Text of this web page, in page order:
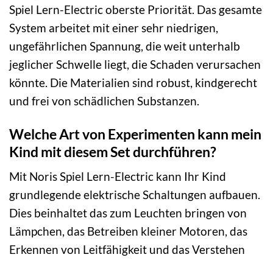
Spiel Lern-Electric oberste Priorität. Das gesamte
System arbeitet mit einer sehr niedrigen,
ungefährlichen Spannung, die weit unterhalb
jeglicher Schwelle liegt, die Schaden verursachen
könnte. Die Materialien sind robust, kindgerecht
und frei von schädlichen Substanzen.
Welche Art von Experimenten kann mein
Kind mit diesem Set durchführen?
Mit Noris Spiel Lern-Electric kann Ihr Kind
grundlegende elektrische Schaltungen aufbauen.
Dies beinhaltet das zum Leuchten bringen von
Lämpchen, das Betreiben kleiner Motoren, das
Erkennen von Leitfähigkeit und das Verstehen